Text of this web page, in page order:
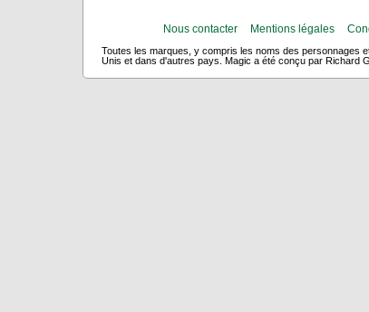
Nous contacter Mentions légales
Toutes les marques, y compris les noms des personnages
Unis et dans d'autres pays. Magic a été conçu par Richard